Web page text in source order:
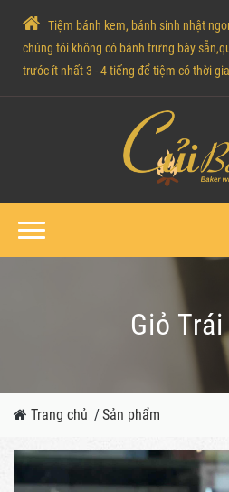
Tiệm bánh kem, bánh sinh nhật
chúng tôi không có bánh trưng bày
trước ít nhất 3 - 4 tiếng để tiệm có thời
Giỏ
Trang chủ /Sản phẩm